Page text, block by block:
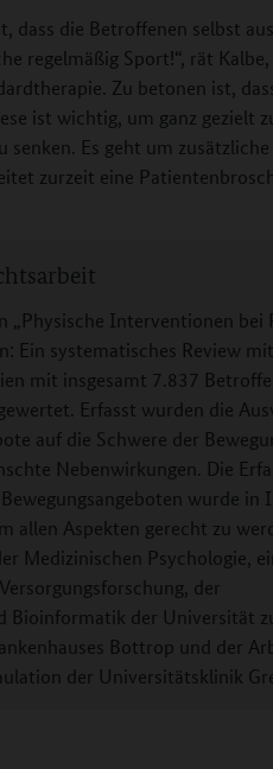
dass die Betroffenen selbst
regelmäßig Sport!“, rät
Zu betonen ist,
ist wichtig, um ganz gezielt
Es geht um zusätzliche
zurzeit eine
„Physische Interventionen bei
Ein systematisches Review
mit insgesamt 7.837
Erfasst wurden die
auf die Schwere der
Nebenwirkungen. Die
wurde in
allen Aspekten gerecht zu
Medizinischen Psychologie,
der
Bioinformatik der Universität
Bottrop und der
der Universitätsklinik